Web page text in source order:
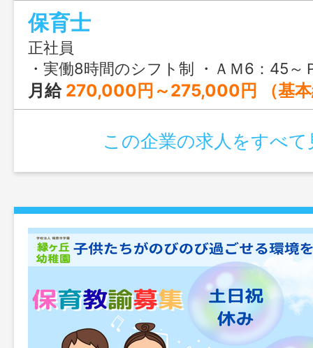
保育士
正社員
・実働8時間のシフト制 ・ＡＭ6：45～ＰＭ8：00の間で、5交代 ★１週間毎の交代制のため、ローテーションも比較的緩
月給 270,000円～275,000円 （基本給：190,000円 +クラス手当：5,000円～10,000円 +寝屋川市単独処遇改善手当：20,000円 +処遇改善手当：
この企業の求人をすべて